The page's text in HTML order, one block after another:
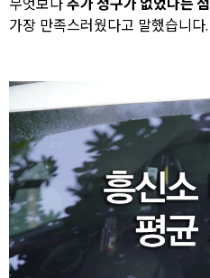
무엇보다추가 청구가 없었다는 점
가장 만족스러웠다고 말했습니다.